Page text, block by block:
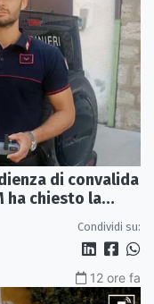
di convalida
ha chiesto la
Condividi su:
12 ore fa